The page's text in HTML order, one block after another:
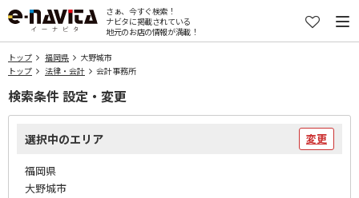
さぁ、今すぐ検索！
ナビタに掲載されている
地元のお店の情報が満載！
トップ 福岡県
大野城市
トップ
法律・会計 会計事務所
検索条件 設定・変更
選択中のエリア 変更
福岡県
大野城市